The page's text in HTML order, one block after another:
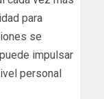
para
se
impulsar
personal